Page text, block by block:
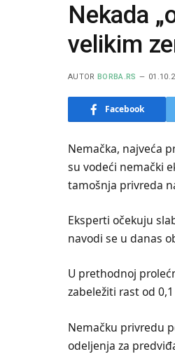
Nekada
velikim
AUTOR BORBA.RS
Facebook
Nemačka, najveća
su vodeći nemački
tamošnja privreda
Eksperti očekuju
navodi se u danas
U prethodnoj
zabeležiti rast od
Nemačku privredu
odeljenja za